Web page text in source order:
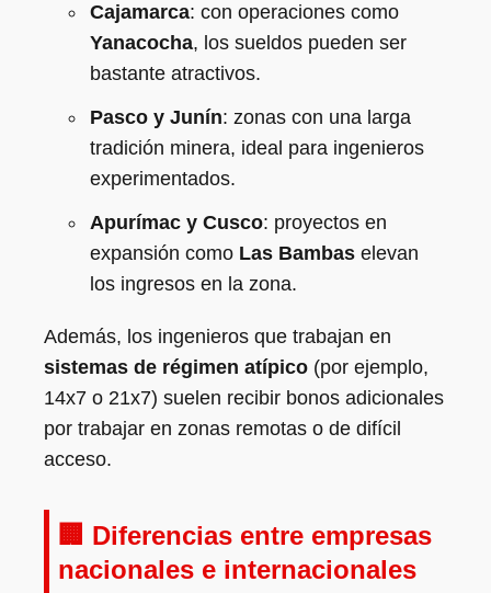
Cajamarca: con operaciones como
Yanacocha, los sueldos pueden ser
bastante atractivos.
Pasco y Junín: zonas con una larga
tradición minera, ideal para ingenieros
experimentados.
Apurímac y Cusco: proyectos en
expansión como Las Bambas elevan
los ingresos en la zona.
Además, los ingenieros que trabajan en
sistemas de régimen atípico (por ejemplo,
14x7 o 21x7) suelen recibir bonos adicionales
por trabajar en zonas remotas o de difícil
acceso.
🏢 Diferencias entre empresas
nacionales e internacionales